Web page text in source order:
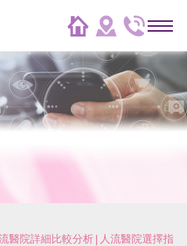
醫院詳細比較分析|人流醫院選擇指